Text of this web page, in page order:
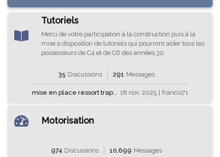
Tutoriels
Merci de votre participation à la construction puis à la
mise à disposition de tutoriels qui pourront aider tous les
possesseurs de C4 et de C6 des années 30
35 Discussions 291 Messages
18 nov. 2025 | francis71
mise en place ressort trap...
Motorisation
974 Discussions 10,699 Messages